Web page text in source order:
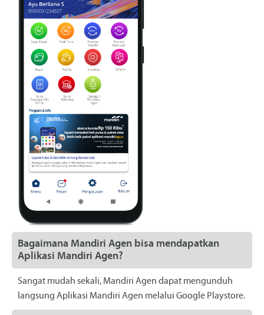
Bagaimana Mandiri Agen bisa mendapatkan
Aplikasi Mandiri Agen?
Sangat mudah sekali, Mandiri Agen dapat mengunduh
langsung Aplikasi Mandiri Agen melalui Google Playstore.